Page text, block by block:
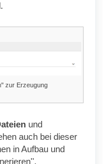
zur Erzeugung
und
auch bei dieser
in Aufbau und